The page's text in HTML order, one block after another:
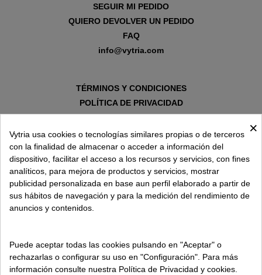
SEGUIR MI PEDIDO
QUIERO DEVOLVER UN PEDIDO
FAQ
info@vytria.com
TÉRMINOS Y CONDICIONES
POLÍTICA DE PRIVACIDAD
AVISO LEGAL
POLÍTICA DE COOKIES
SOBRE VYTRIA
×
Vytria usa cookies o tecnologías similares propias o de terceros
con la finalidad de almacenar o acceder a información del
dispositivo, facilitar el acceso a los recursos y servicios, con fines
analíticos, para mejora de productos y servicios, mostrar
publicidad personalizada en base aun perfil elaborado a partir de
sus hábitos de navegación y para la medición del rendimiento de
anuncios y contenidos.
Puede aceptar todas las cookies pulsando en "Aceptar" o
rechazarlas o configurar su uso en "Configuración". Para más
información consulte nuestra Política de Privacidad y cookies.